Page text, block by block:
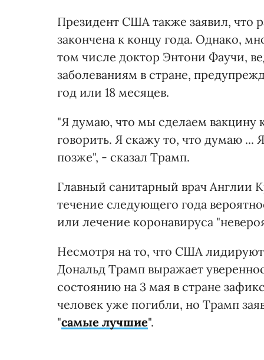
Президент США также заявил, что
закончена к концу года. Однако,
том числе доктор Энтони Фаучи,
заболеваниям в стране,
год или 18 месяцев.
"Я думаю, что мы сделаем вакцину
говорить. Я скажу то, что думаю
позже", - сказал Трамп.
Главный санитарный врач Англии
течение следующего года
или лечение коронавируса
Несмотря на то, что США
Дональд Трамп выражает
состоянию на 3 мая в стране
человек уже погибли, но Трамп
"самые лучшие".